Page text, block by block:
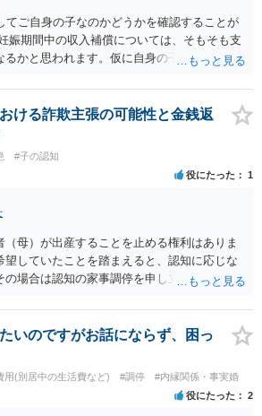
てご自身の子なのかどうかを確認することが
娠期間中の収入補償については、そもそも支
るかと思われます。仮に自身の子であったと
るということであれば、依頼をするかしない
も個別に弁護士に相談をされたほうが良いで
ける詐欺主張の可能性と金銭返
#子の認知
役にたった 1
母）が出産することを止める権利はありま
望していたことを踏まえると、認知に応じな
の場合は認知の家事調停を申し立てることに
。
いのですがお話にならず、困っ
用(別居中の生活費など) #調停 #内縁関係・事実婚
役にたった 2